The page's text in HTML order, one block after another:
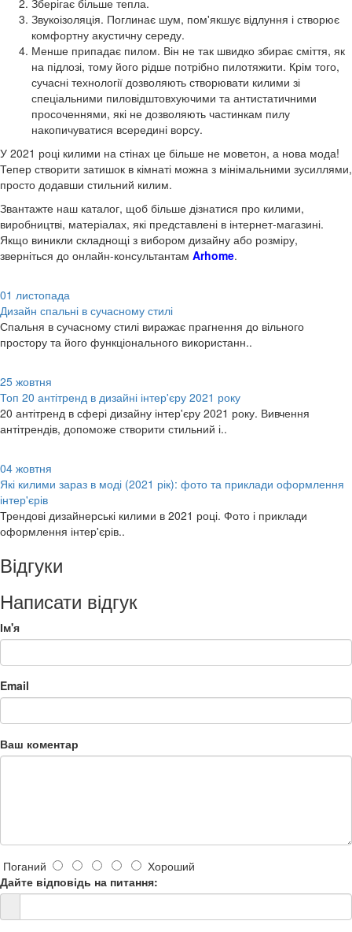
Звукоізоляція. Поглинає шум, пом'якшує відлуння і створює
комфортну акустичну середу.
Менше припадає пилом. Він не так швидко збирає сміття, як
на підлозі, тому його рідше потрібно пилотяжити. Крім того,
сучасні технології дозволяють створювати килими зі
спеціальними пиловідштовхуючими та антистатичними
просоченнями, які не дозволяють частинкам пилу
накопичуватися всередині ворсу.
У 2021 році килими на стінах це більше не моветон, а нова мода!
Тепер створити затишок в кімнаті можна з мінімальними зусиллями,
просто додавши стильний килим.
Звантажте наш каталог, щоб більше дізнатися про килими,
виробництві, матеріалах, які представлені в інтернет-магазині.
Якщо виникли складнощі з вибором дизайну або розміру,
зверніться до онлайн-консультантам Arhome.
01 листопада
Дизайн спальні в сучасному стилі
Спальня в сучасному стилі виражає прагнення до вільного
простору та його функціонального використанн..
25 жовтня
Топ 20 антітренд в дизайні інтер'єру 2021 року
20 антітренд в сфері дизайну інтер'єру 2021 року. Вивчення
антітрендів, допоможе створити стильний і..
04 жовтня
Які килими зараз в моді (2021 рік): фото та приклади оформлення
інтер'єрів
Трендові дизайнерські килими в 2021 році. Фото і приклади
оформлення інтер'єрів..
Відгуки
Написати відгук
Ім'я
Email
Ваш коментар
Поганий
Хороший
Дайте відповідь на питання: